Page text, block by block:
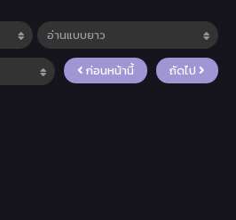
ก่อนหน้านี้ ถัดไป